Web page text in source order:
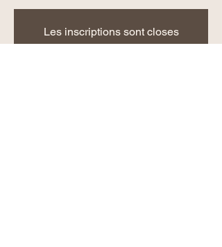
Les inscriptions sont closes
Voir autres événements